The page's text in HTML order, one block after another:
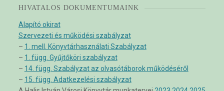
HIVATALOS DOKUMENTUMAINK
Alapító okirat
Szervezeti és működési szabályzat
– 1. mell. Könyvtárhasználati Szabályzat
– 1. függ. Gyűjtőköri szabályzat
– 14. függ. Szabályzat az olvasótáborok működéséről
– 15. függ. Adatkezelési szabályzat